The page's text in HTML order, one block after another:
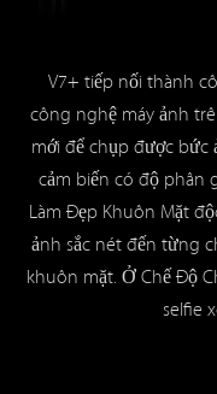
V7+ tiếp nối thành
công nghệ máy ảnh
mới để chụp được bức
cảm biến có độ phân
Làm Đẹp Khuôn Mặt
ảnh sắc nét đến từng
khuôn mặt. Ở Chế Độ
selfie